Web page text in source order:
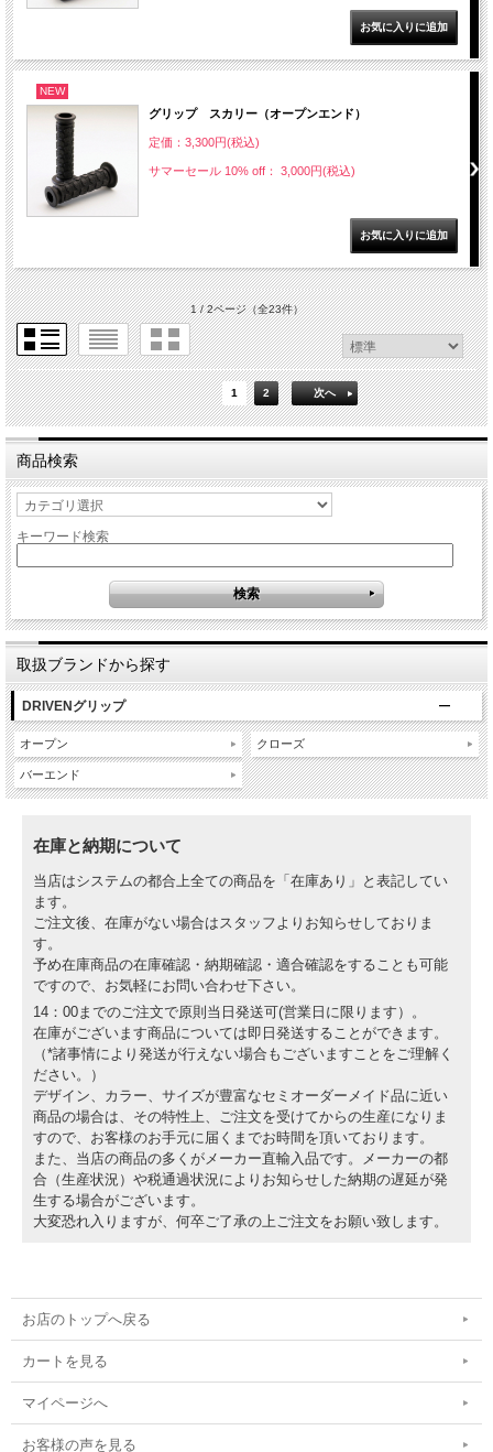
NEW
グリップ スカリー（オープンエンド）
定価：3,300円(税込)
サマーセール 10% off： 3,000円(税込)
1 / 2ページ（全23件）
1 2 次へ
商品検索
キーワード検索
取扱ブランドから探す
DRIVENグリップ
オープン
バーエンド
クローズ
在庫と納期について
当店はシステムの都合上全ての商品を「在庫あり」と表記してい
ます。
ご注文後、在庫がない場合はスタッフよりお知らせしておりま
す。
予め在庫商品の在庫確認・納期確認・適合確認をすることも可能
ですので、お気軽にお問い合わせ下さい。
14：00までのご注文で原則当日発送可(営業日に限ります）。
在庫がございます商品については即日発送することができます。
（*諸事情により発送が行えない場合もございますことをご理解く
ださい。）
デザイン、カラー、サイズが豊富なセミオーダーメイド品に近い
商品の場合は、その特性上、ご注文を受けてからの生産になりま
すので、お客様のお手元に届くまでお時間を頂いております。
また、当店の商品の多くがメーカー直輸入品です。メーカーの都
合（生産状況）や税通過状況によりお知らせした納期の遅延が発
生する場合がございます。
大変恐れ入りますが、何卒ご了承の上ご注文をお願い致します。
お店のトップへ戻る
カートを見る
マイページへ
お客様の声を見る